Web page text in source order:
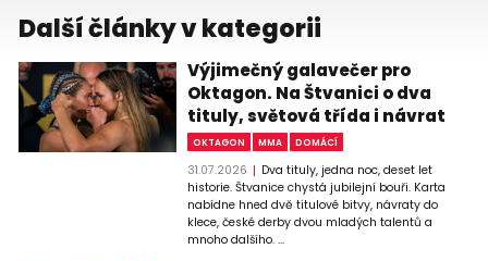
Další články v kategorii
Výjimečný galavečer pro
Oktagon. Na Štvanici o dva
tituly, světová třída i návrat
OKTAGON MMA DOMÁCÍ
31.07.2026
Dva tituly, jedna noc, deset let
historie. Štvanice chystá jubilejní bouři. Karta
nabídne hned dvě titulové bitvy, návraty do
klece, české derby dvou mladých talentů a
mnoho dalšího. ...